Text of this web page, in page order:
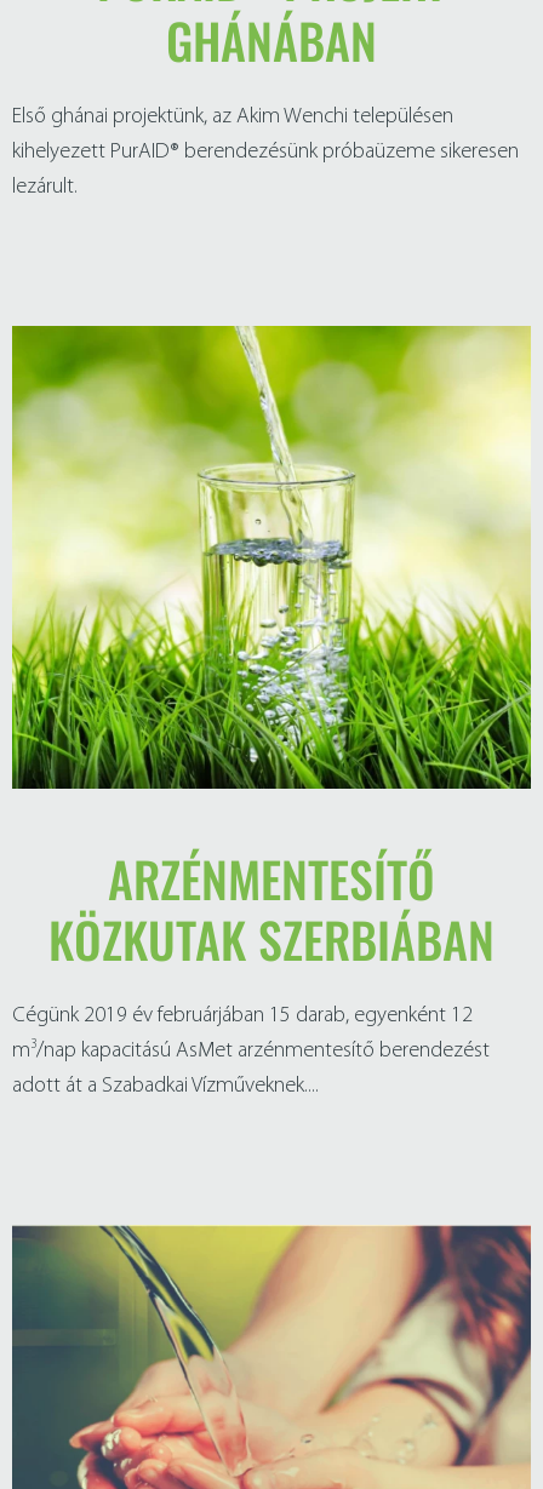
GHÁNÁBAN
Első ghánai projektünk, az Akim Wenchi településen
kihelyezett PurAID® berendezésünk próbaüzeme sikeresen
lezárult.
ARZÉNMENTESÍTŐ
KÖZKUTAK SZERBIÁBAN
Cégünk 2019 év februárjában 15 darab, egyenként 12
m3/nap kapacitású AsMet arzénmentesítő berendezést
adott át a Szabadkai Vízműveknek....